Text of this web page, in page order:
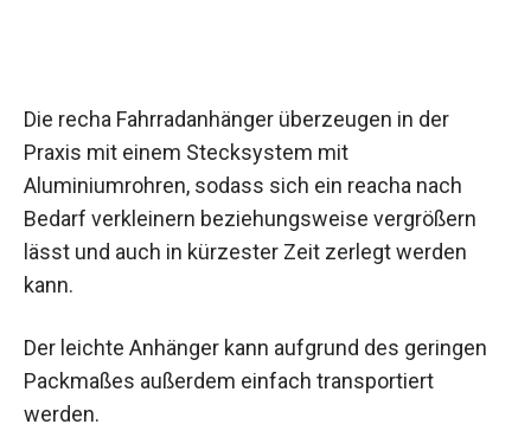
Die recha Fahrradanhänger überzeugen in der
Praxis mit einem Stecksystem mit
Aluminiumrohren, sodass sich ein reacha nach
Bedarf verkleinern beziehungsweise vergrößern
lässt und auch in kürzester Zeit zerlegt werden
kann.
Der leichte Anhänger kann aufgrund des geringen
Packmaßes außerdem einfach transportiert
werden.